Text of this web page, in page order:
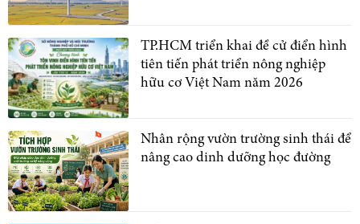
TP.HCM triển khai đề cử điển hình
tiên tiến phát triển nông nghiệp
hữu cơ Việt Nam năm 2026
Nhân rộng vườn trường sinh thái để
nâng cao dinh dưỡng học đường